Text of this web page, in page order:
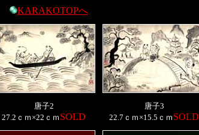
KARAKOTOPへ
唐子2
27.2ｃｍ×22ｃｍ SOLD
唐子3
22.7ｃｍ×15.5ｃｍ SOLD